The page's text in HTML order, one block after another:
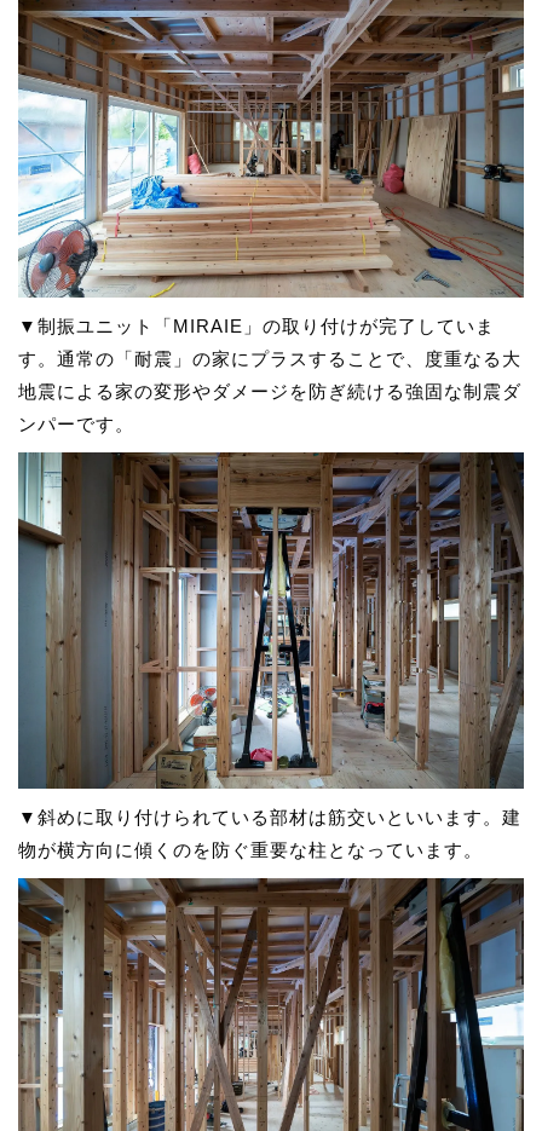
▼制振ユニット「MIRAIE」の取り付けが完了していま
す。通常の「耐震」の家にプラスすることで、度重なる大
地震による家の変形やダメージを防ぎ続ける強固な制震ダ
ンパーです。
▼斜めに取り付けられている部材は筋交いといいます。建
物が横方向に傾くのを防ぐ重要な柱となっています。